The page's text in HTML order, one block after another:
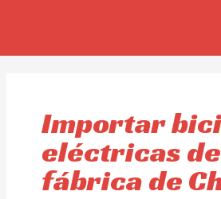
Importar
eléctricas
fábrica de